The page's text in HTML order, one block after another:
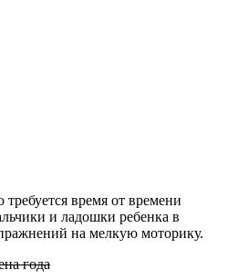
время от времени
и ладошки ребенка в
на мелкую моторику.
года